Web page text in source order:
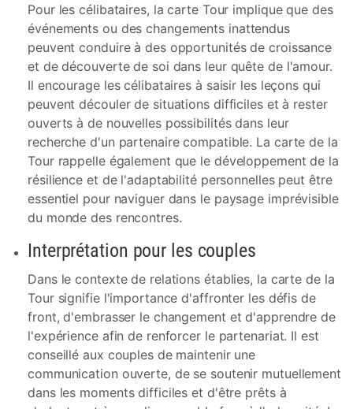
Pour les célibataires, la carte Tour implique que des
événements ou des changements inattendus
peuvent conduire à des opportunités de croissance
et de découverte de soi dans leur quête de l'amour.
Il encourage les célibataires à saisir les leçons qui
peuvent découler de situations difficiles et à rester
ouverts à de nouvelles possibilités dans leur
recherche d'un partenaire compatible. La carte de la
Tour rappelle également que le développement de la
résilience et de l'adaptabilité personnelles peut être
essentiel pour naviguer dans le paysage imprévisible
du monde des rencontres.
Interprétation pour les couples
Dans le contexte de relations établies, la carte de la
Tour signifie l'importance d'affronter les défis de
front, d'embrasser le changement et d'apprendre de
l'expérience afin de renforcer le partenariat. Il est
conseillé aux couples de maintenir une
communication ouverte, de se soutenir mutuellement
dans les moments difficiles et d'être prêts à